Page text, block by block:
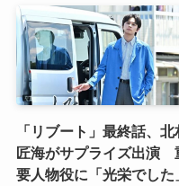
「リブート」最終話、北
匠海がサプライズ出演
要人物役に「光栄でした